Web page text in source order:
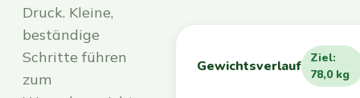
Druck. Kleine,
beständige
Schritte führen
zum
Gewichtsverlauf
Ziel:
78,0 kg